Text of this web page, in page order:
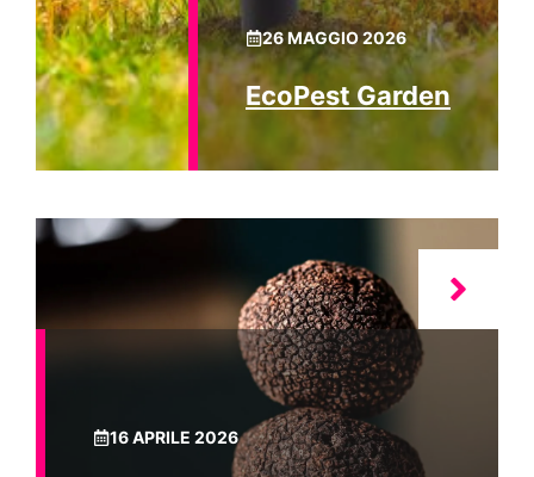
26 MAGGIO 2026
EcoPest Garden
16 APRILE 2026